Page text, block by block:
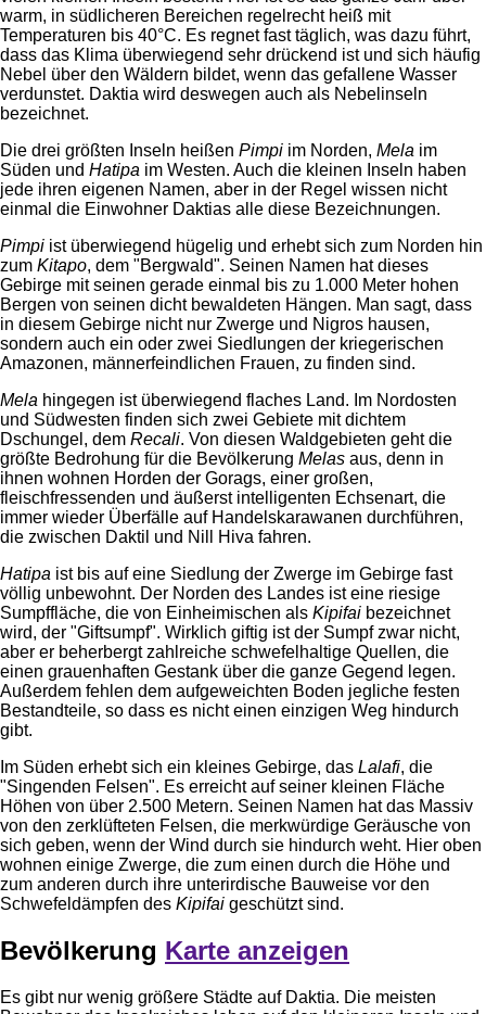
warm, in südlicheren Bereichen regelrecht heiß mit
Temperaturen bis 40°C. Es regnet fast täglich, was dazu führt,
dass das Klima überwiegend sehr drückend ist und sich häufig
Nebel über den Wäldern bildet, wenn das gefallene Wasser
verdunstet. Daktia wird deswegen auch als Nebelinseln
bezeichnet.
Die drei größten Inseln heißen Pimpi im Norden, Mela im
Süden und Hatipa im Westen. Auch die kleinen Inseln haben
jede ihren eigenen Namen, aber in der Regel wissen nicht
einmal die Einwohner Daktias alle diese Bezeichnungen.
Pimpi ist überwiegend hügelig und erhebt sich zum Norden hin
zum Kitapo, dem "Bergwald". Seinen Namen hat dieses
Gebirge mit seinen gerade einmal bis zu 1.000 Meter hohen
Bergen von seinen dicht bewaldeten Hängen. Man sagt, dass
in diesem Gebirge nicht nur Zwerge und Nigros hausen,
sondern auch ein oder zwei Siedlungen der kriegerischen
Amazonen, männerfeindlichen Frauen, zu finden sind.
Mela hingegen ist überwiegend flaches Land. Im Nordosten
und Südwesten finden sich zwei Gebiete mit dichtem
Dschungel, dem Recali. Von diesen Waldgebieten geht die
größte Bedrohung für die Bevölkerung Melas aus, denn in
ihnen wohnen Horden der Gorags, einer großen,
fleischfressenden und äußerst intelligenten Echsenart, die
immer wieder Überfälle auf Handelskarawanen durchführen,
die zwischen Daktil und Nill Hiva fahren.
Hatipa ist bis auf eine Siedlung der Zwerge im Gebirge fast
völlig unbewohnt. Der Norden des Landes ist eine riesige
Sumpffläche, die von Einheimischen als Kipifai bezeichnet
wird, der "Giftsumpf". Wirklich giftig ist der Sumpf zwar nicht,
aber er beherbergt zahlreiche schwefelhaltige Quellen, die
einen grauenhaften Gestank über die ganze Gegend legen.
Außerdem fehlen dem aufgeweichten Boden jegliche festen
Bestandteile, so dass es nicht einen einzigen Weg hindurch
gibt.
Im Süden erhebt sich ein kleines Gebirge, das Lalafi, die
"Singenden Felsen". Es erreicht auf seiner kleinen Fläche
Höhen von über 2.500 Metern. Seinen Namen hat das Massiv
von den zerklüfteten Felsen, die merkwürdige Geräusche von
sich geben, wenn der Wind durch sie hindurch weht. Hier oben
wohnen einige Zwerge, die zum einen durch die Höhe und
zum anderen durch ihre unterirdische Bauweise vor den
Schwefeldämpfen des Kipifai geschützt sind.
Bevölkerung Karte anzeigen
Es gibt nur wenig größere Städte auf Daktia. Die meisten